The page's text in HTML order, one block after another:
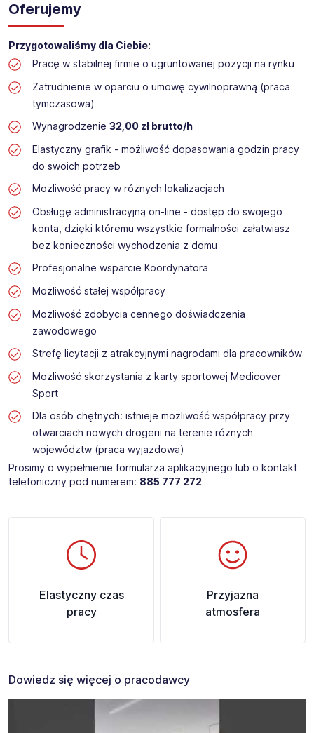
Oferujemy
Przygotowaliśmy dla Ciebie:
Pracę w stabilnej firmie o ugruntowanej pozycji na rynku
Zatrudnienie w oparciu o umowę cywilnoprawną (praca
tymczasowa)
Wynagrodzenie 32,00 zł brutto/h
Elastyczny grafik - możliwość dopasowania godzin pracy
do swoich potrzeb
Możliwość pracy w różnych lokalizacjach
Obsługę administracyjną on-line - dostęp do swojego
konta, dzięki któremu wszystkie formalności załatwiasz
bez konieczności wychodzenia z domu
Profesjonalne wsparcie Koordynatora
Możliwość stałej współpracy
Możliwość zdobycia cennego doświadczenia
zawodowego
Strefę licytacji z atrakcyjnymi nagrodami dla pracowników
Możliwość skorzystania z karty sportowej Medicover
Sport
Dla osób chętnych: istnieje możliwość współpracy przy
otwarciach nowych drogerii na terenie różnych
województw (praca wyjazdowa)
Prosimy o wypełnienie formularza aplikacyjnego lub o kontakt
telefoniczny pod numerem: 885 777 272​
Elastyczny czas
pracy
Przyjazna
atmosfera
Dowiedz się więcej o pracodawcy